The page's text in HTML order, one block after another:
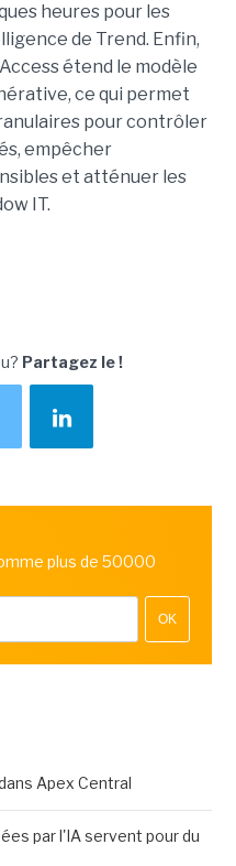
heures pour les
de Trend. Enfin,
étend le modèle
ce qui permet
pour contrôler
empêcher
et atténuer les
IT.
Partagez le !
plus de 50000
OK
Apex Central
par l'IA servent pour du